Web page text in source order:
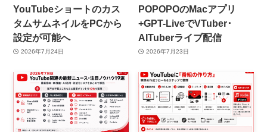
YouTubeショートのカス
タムサムネイルをPCから
設定が可能へ
2026年7月24日
POPOPOのMacアプリ
+GPT-LiveでVTuber･
AITuberライブ配信
2026年7月23日